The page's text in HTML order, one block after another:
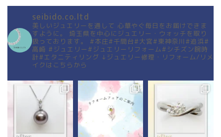
seibido.co.ltd
美しいジュエリーを通して 心華やぐ毎日をお届けできま
すように。
埼玉県を中心にジュエリー・ウォッチを取り
扱っております。
#本庄#千間台#大宮#東神奈川#追浜#
高崎 #ジュエリー#ジュエリーリフォーム#シチズン腕時
計#エタニティリング ↓ジュエリー修理・リフォーム/リメ
イクはこちらから